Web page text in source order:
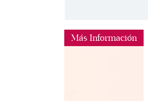
Más Información